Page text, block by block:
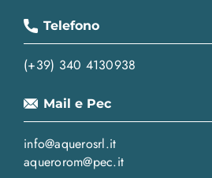
Telefono
(+39) 340 4130938
Mail e Pec
info@aquerosrl.it
aquerorom@pec.it